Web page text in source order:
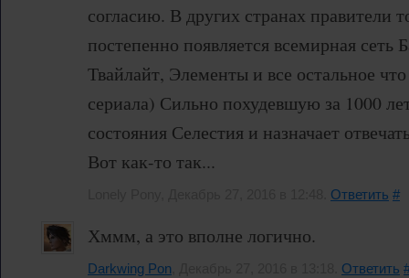
согласию. В других странах правители
постепенно появляется всемирная
Твайлайт, Элементы и все остальное
сериала) Сильно похудевшую за 1000
состояния Селестия и назначает
Вот как-то так...
Ответить #
Хммм, а это вполне логично.
Darkwing Pon Ответить